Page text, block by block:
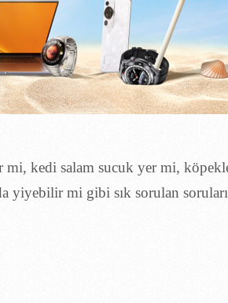
mi, kedi salam sucuk yer mi,
yiyebilir mi gibi sık sorulan